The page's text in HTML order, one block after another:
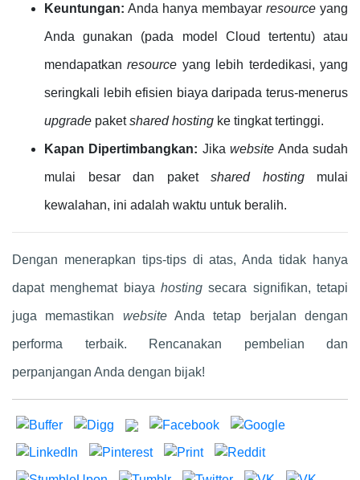
Keuntungan: Anda hanya membayar resource yang
Anda gunakan (pada model Cloud tertentu) atau
mendapatkanresource yang lebih terdedikasi, yang
seringkali lebih efisien biaya daripada terus-menerus
upgrade paketshared hosting ke tingkat tertinggi.
Kapan Dipertimbangkan: Jikawebsite Anda sudah
mulai besar dan paket shared hostingmulai
kewalahan, ini adalah waktu untuk beralih.
Dengan menerapkan tips-tips di atas, Anda tidak hanya
dapat menghemat biaya hosting secara signifikan, tetapi
juga memastikan websiteAnda tetap berjalan dengan
performa terbaik. Rencanakan pembelian dan
perpanjangan Anda dengan bijak!